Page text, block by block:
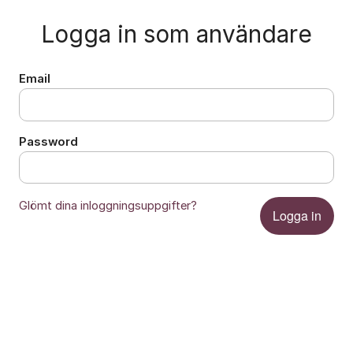
Logga in som användare
Email
Password
Logga in
Glömt dina inloggningsuppgifter?